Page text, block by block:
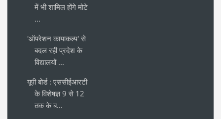
में भी शामिल होंगे मोटे
...
'ऑपरेशन कायाकल्प' से
बदल रही प्रदेश के
विद्यालयों ...
यूपी बोर्ड : एससीईआरटी
के विशेषज्ञ 9 से 12
तक के ब...